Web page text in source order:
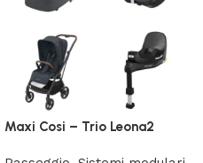
Maxi Cosi – Trio Leona2